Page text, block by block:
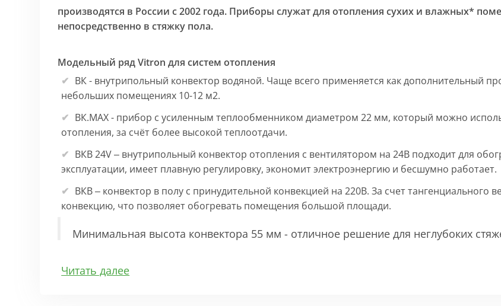
производятся в России с 2002 года. Приборы служат для отопления сухих и влажных*
непосредственно в стяжку пола.
Модельный ряд Vitron для систем отопления
ВК - внутрипольный конвектор водяной. Чаще всего применяется как дополнительный
небольших помещениях 10-12 м2.
ВК.МАХ - прибор с усиленным теплообменником диаметром 22 мм, который можно
отопления, за счёт более высокой теплоотдачи.
ВКВ 24V – внутрипольный конвектор отопления с вентилятором на 24В подходит для
эксплуатации, имеет плавную регулировку, экономит электроэнергию и бесшумно работает.
ВКВ – конвектор в полу с принудительной конвекцией на 220В. За счет тангенциального
конвекцию, что позволяет обогревать помещения большой площади.
Минимальная высота конвектора 55 мм - отличное решение для неглубоких
Особенности:
Читать далее